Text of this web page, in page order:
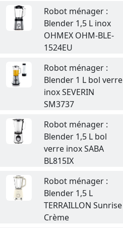
Robot ménager :
Blender 1,5 L inox
OHMEX OHM-BLE-
1524EU
Robot ménager :
Blender 1 L bol verre
inox SEVERIN
SM3737
Robot ménager :
Blender 1,5 L bol
verre inox SABA
BL815IX
Robot ménager :
Blender 1,5 L
TERRAILLON Sunrise
Crème